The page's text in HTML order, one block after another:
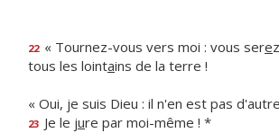
22 « Tournez-vous vers moi : vous sere
tous les lointains de la terre !
« Oui, je suis Dieu : il n'en est pas
23 Je le jure par moi-même ! *